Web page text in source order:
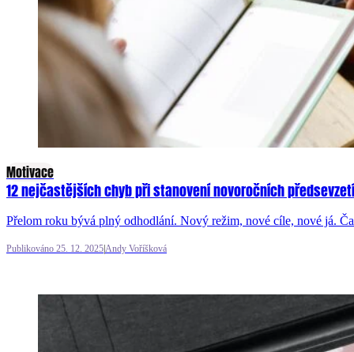
Motivace
12 nejčastějších chyb při stanovení novoročních předsevzetí
Přelom roku bývá plný odhodlání. Nový režim, nové cíle, nové já.
Publikováno 25. 12. 2025|Andy Voříšková